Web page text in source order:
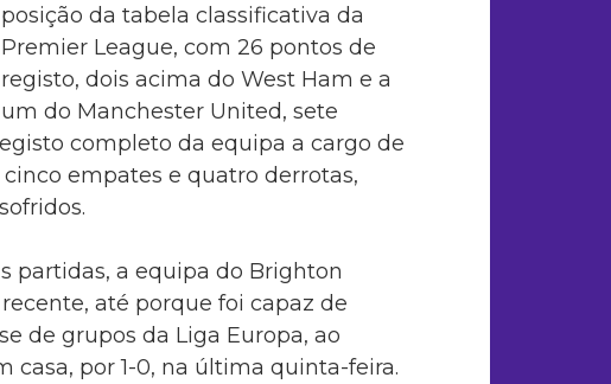
posição da tabela classificativa da
Premier League, com 26 pontos de
registo, dois acima do West Ham e a
um do Manchester United, sete
completo da equipa a cargo de
empates e quatro derrotas,
partidas, a equipa do Brighton
até porque foi capaz de
de grupos da Liga Europa, ao
casa, por 1-0, na última quinta-feira.